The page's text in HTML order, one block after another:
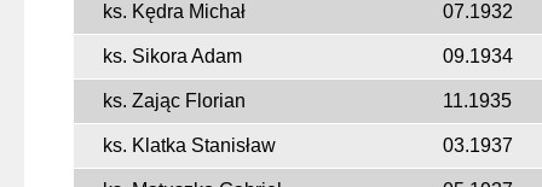
ks. Kędra Michał 07.1932
ks. Sikora Adam 09.1934
ks. Zając Florian 11.1935
ks. Klatka Stanisław 03.1937